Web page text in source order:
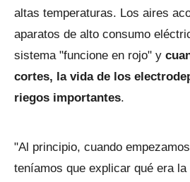
altas temperaturas. Los aires
aparatos de alto consumo
sistema "funcione en rojo" y
cortes, la vida de los
riegos importantes.
"Al principio, cuando
teníamos que explicar qué era